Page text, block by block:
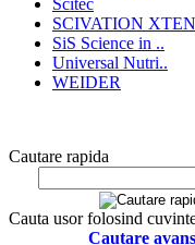
SCIVATION
SiS Science in ..
Universal Nutri..
WEIDER
Cautare rapida
Cauta usor folosind
Cautare